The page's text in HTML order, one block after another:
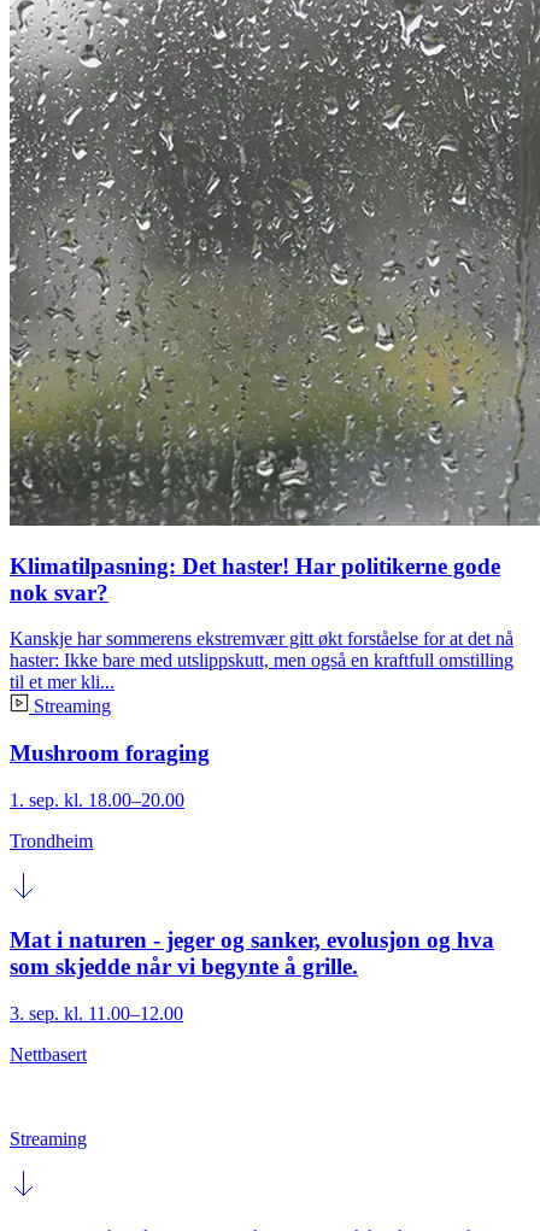
Klimatilpasning: Det haster! Har politikerne gode
nok svar?
Kanskje har sommerens ekstremvær gitt økt forståelse for at det nå
haster: Ikke bare med utslippskutt, men også en kraftfull omstilling
til et mer kli...
Streaming
Mushroom foraging
1. sep. kl. 18.00–20.00
Trondheim
Mat i naturen - jeger og sanker, evolusjon og hva
som skjedde når vi begynte å grille.
3. sep. kl. 11.00–12.00
Nettbasert
Streaming